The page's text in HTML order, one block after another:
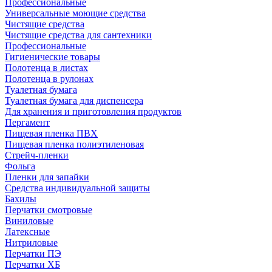
Профессиональные
Универсальные моющие средства
Чистящие средства
Чистящие средства для сантехники
Профессиональные
Гигиенические товары
Полотенца в листах
Полотенца в рулонах
Туалетная бумага
Туалетная бумага для диспенсера
Для хранения и приготовления продуктов
Пергамент
Пищевая пленка ПВХ
Пищевая пленка полиэтиленовая
Стрейч-пленки
Фольга
Пленки для запайки
Средства индивидуальной защиты
Бахилы
Перчатки смотровые
Виниловые
Латексные
Нитриловые
Перчатки ПЭ
Перчатки ХБ